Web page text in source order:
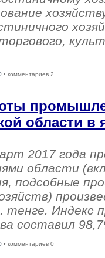
• комментариев 2
области в
2017 года
области
подсобные
тенге. Индекс
составил
• комментариев 0